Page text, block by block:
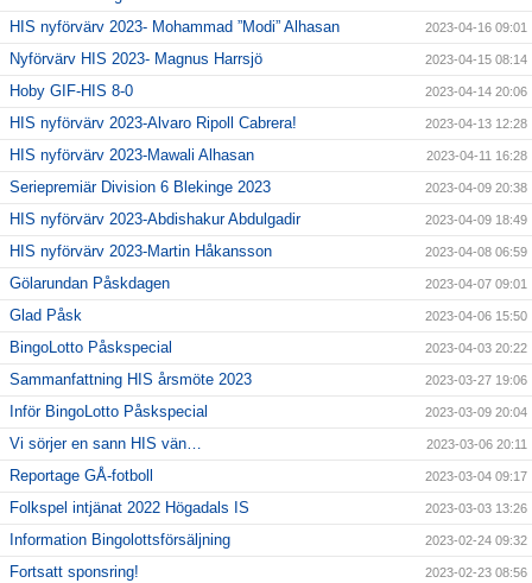
HIS nyförvärv 2023- Mohammad ”Modi” Alhasan 2023-04-16 09:01
Nyförvärv HIS 2023- Magnus Harrsjö 2023-04-15 08:14
Hoby GIF-HIS 8-0 2023-04-14 20:06
HIS nyförvärv 2023-Alvaro Ripoll Cabrera! 2023-04-13 12:28
HIS nyförvärv 2023-Mawali Alhasan 2023-04-11 16:28
Seriepremiär Division 6 Blekinge 2023 2023-04-09 20:38
HIS nyförvärv 2023-Abdishakur Abdulgadir 2023-04-09 18:49
HIS nyförvärv 2023-Martin Håkansson 2023-04-08 06:59
Gölarundan Påskdagen 2023-04-07 09:01
Glad Påsk 2023-04-06 15:50
BingoLotto Påskspecial 2023-04-03 20:22
Sammanfattning HIS årsmöte 2023 2023-03-27 19:06
Inför BingoLotto Påskspecial 2023-03-09 20:04
Vi sörjer en sann HIS vän… 2023-03-06 20:11
Reportage GÅ-fotboll 2023-03-04 09:17
Folkspel intjänat 2022 Högadals IS 2023-03-03 13:26
Information Bingolottsförsäljning 2023-02-24 09:32
Fortsatt sponsring! 2023-02-23 08:56